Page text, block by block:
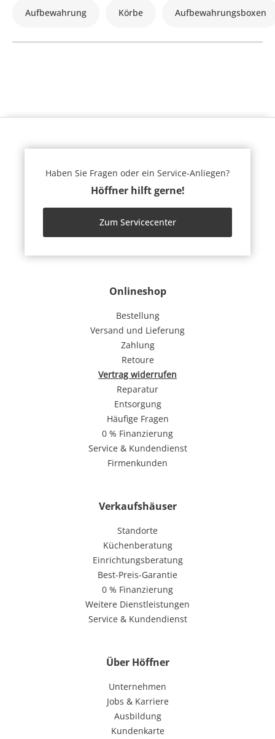
Aufbewahrung Körbe Aufbewahrungsboxen
Onlineshop
Bestellung
Versand und Lieferung
Zahlung
Retoure
Vertrag widerrufen
Reparatur
Entsorgung
Häufige Fragen
0 % Finanzierung
Service & Kundendienst
Firmenkunden
Verkaufshäuser
Standorte
Küchenberatung
Einrichtungsberatung
Best-Preis-Garantie
0 % Finanzierung
Weitere Dienstleistungen
Service & Kundendienst
Über Höffner
Unternehmen
Jobs & Karriere
Ausbildung
Kundenkarte
Haben Sie Fragen oder ein Service-Anliegen?
Höffner hilft gerne!
Zum Servicecenter